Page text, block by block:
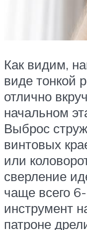
Как видим,
виде тонкой
отлично
начальном
Выброс
винтовых
или
сверление
чаще всего
инструмент
патроне